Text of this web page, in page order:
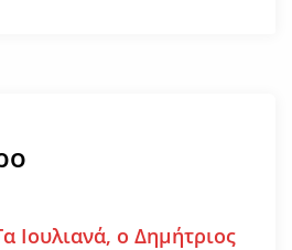
Ιουλιανά, ο Δημήτριος